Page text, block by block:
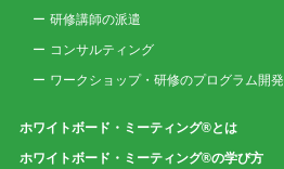
研修講師の派遣
コンサルティング
ワークショップ・研修のプログラム開発
ホワイトボード・ミーティング®とは
ホワイトボード・ミーティング®の学び方